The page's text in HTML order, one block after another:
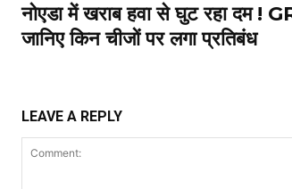
नोएडा में खराब हवा से घुट रहा दम !
जानिए किन चीजों पर लगा प्रतिबंध
LEAVE A REPLY